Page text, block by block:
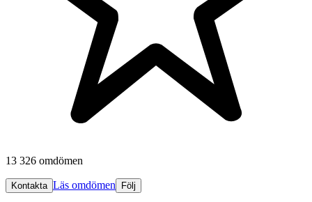
13 326 omdömen
Kontakta Läs omdömen Följ